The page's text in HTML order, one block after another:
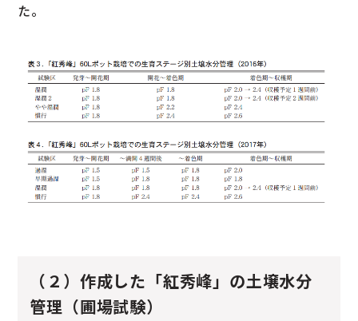
た。
（２）作成した「紅秀峰」の土壌水分
管理（圃場試験）